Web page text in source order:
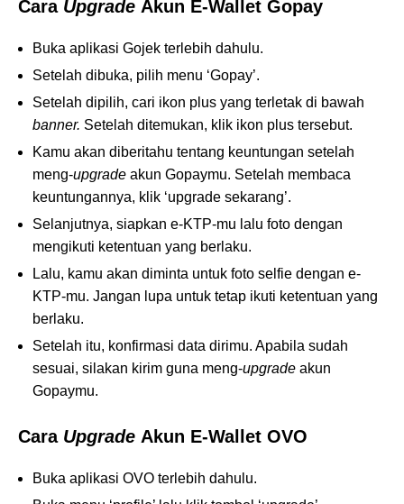
Cara Upgrade Akun E-Wallet Gopay
Buka aplikasi Gojek terlebih dahulu.
Setelah dibuka, pilih menu ‘Gopay’.
Setelah dipilih, cari ikon plus yang terletak di bawah
banner. Setelah ditemukan, klik ikon plus tersebut.
Kamu akan diberitahu tentang keuntungan setelah
meng-upgrade akun Gopaymu. Setelah membaca
keuntungannya, klik ‘upgrade sekarang’.
Selanjutnya, siapkan e-KTP-mu lalu foto dengan
mengikuti ketentuan yang berlaku.
Lalu, kamu akan diminta untuk foto selfie dengan e-
KTP-mu. Jangan lupa untuk tetap ikuti ketentuan yang
berlaku.
Setelah itu, konfirmasi data dirimu. Apabila sudah
sesuai, silakan kirim guna meng-upgrade akun
Gopaymu.
Cara Upgrade Akun E-Wallet OVO
Buka aplikasi OVO terlebih dahulu.